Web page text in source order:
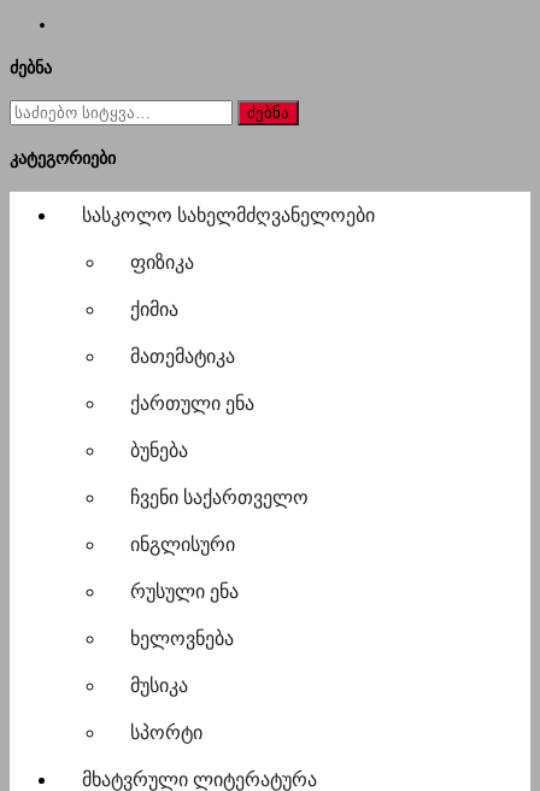
ძებნა
ძებნა
for:
კატეგორიები
სასკოლო სახელმძღვანელოები
ფიზიკა
ქიმია
მათემატიკა
ქართული ენა
ბუნება
ჩვენი საქართველო
ინგლისური
რუსული ენა
ხელოვნება
მუსიკა
სპორტი
მხატვრული ლიტერატურა